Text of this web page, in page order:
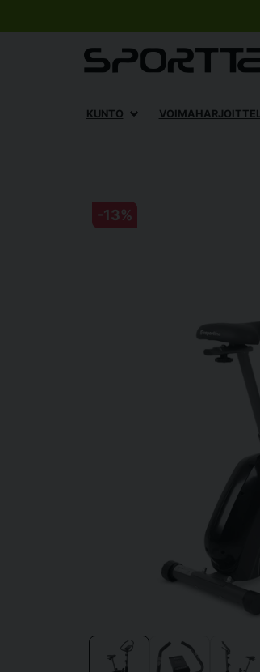
KUNTO
-13%